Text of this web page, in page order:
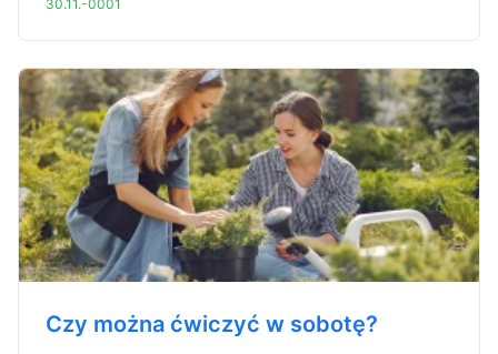
30.11.-0001
Czy można ćwiczyć w sobotę?